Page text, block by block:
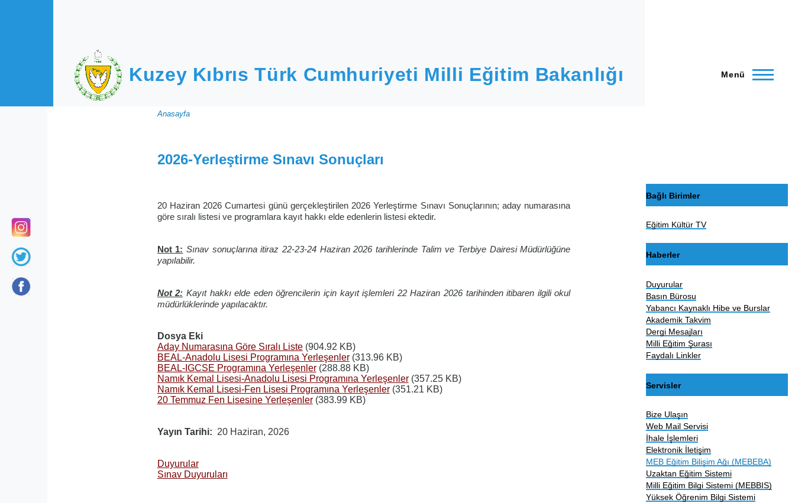
Kuzey Kıbrıs Türk Cumhuriyeti Milli Eğitim Bakanlığı Menü
Sayfa
yolu
Anasayfa
2026-Yerleştirme Sınavı Sonuçları
20 Haziran 2026 Cumartesi günü gerçekleştirilen 2026 Yerleştirme Sınavı Sonuçlarının; aday numarasına
göre sıralı listesi ve programlara kayıt hakkı elde edenlerin listesi ektedir.
Not 1: Sınav sonuçlarına itiraz 22-23-24 Haziran 2026 tarihlerinde Talim ve Terbiye Dairesi Müdürlüğüne
yapılabilir.
Not 2: Kayıt hakkı elde eden öğrencilerin için kayıt işlemleri 22 Haziran 2026 tarihinden itibaren ilgili okul
müdürlüklerinde yapılacaktır.
Dosya Eki
Aday Numarasına Göre Sıralı Liste (904.92 KB)
BEAL-Anadolu Lisesi Programına Yerleşenler (313.96 KB)
BEAL-IGCSE Programına Yerleşenler (288.88 KB)
Namık Kemal Lisesi-Anadolu Lisesi Programına Yerleşenler (357.25 KB)
Namık Kemal Lisesi-Fen Lisesi Programına Yerleşenler (351.21 KB)
20 Temmuz Fen Lisesine Yerleşenler (383.99 KB)
Yayın Tarihi 20 Haziran, 2026
Duyurular
Sınav Duyuruları
Bağlı Birimler
Eğitim Kültür TV
Haberler
Duyurular
Basın Bürosu
Yabancı Kaynaklı Hibe ve Burslar
Akademik Takvim
Dergi Mesajları
Milli Eğitim Şurası
Faydalı Linkler
Servisler
Bize Ulaşın
Web Mail Servisi
İhale İşlemleri
Elektronik İletişim
MEB Eğitim Bilişim Ağı (MEBEBA)
Uzaktan Eğitim Sistemi
Milli Eğitim Bilgi Sistemi (MEBBIS)
Yüksek Öğrenim Bilgi Sistemi